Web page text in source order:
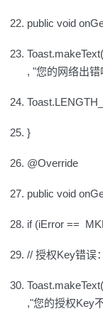
public void
, "您的网络出错
}
@Override
public void
if (iError ==
// 授权Key错误：
,"您的授权Key